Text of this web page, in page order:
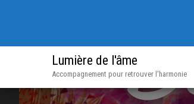
Lumière de l'âme
Accompagnement pour retrouver l'harmonie